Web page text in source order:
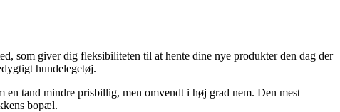
som giver dig fleksibiliteten til at hente dine nye produkter den dag der
hundelegetøj.
tand mindre prisbillig, men omvendt i høj grad nem. Den mest
bopæl.